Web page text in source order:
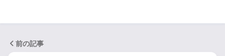
前の記事